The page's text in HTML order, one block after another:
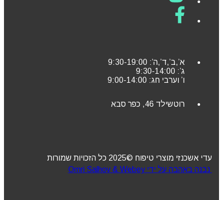
א’,ב’,ד’,ה’: 9:30-19:00
ג’: 9:30-14:00
ו’ וערבי חג: 9:00-14:00
רוטשילד 46, כפר סבא
עדי אשכנזי מוצרי טיפוח ©2025 כל הזכויות שמורות
נבנה באהבה על ידי Omri Salhov & Webey